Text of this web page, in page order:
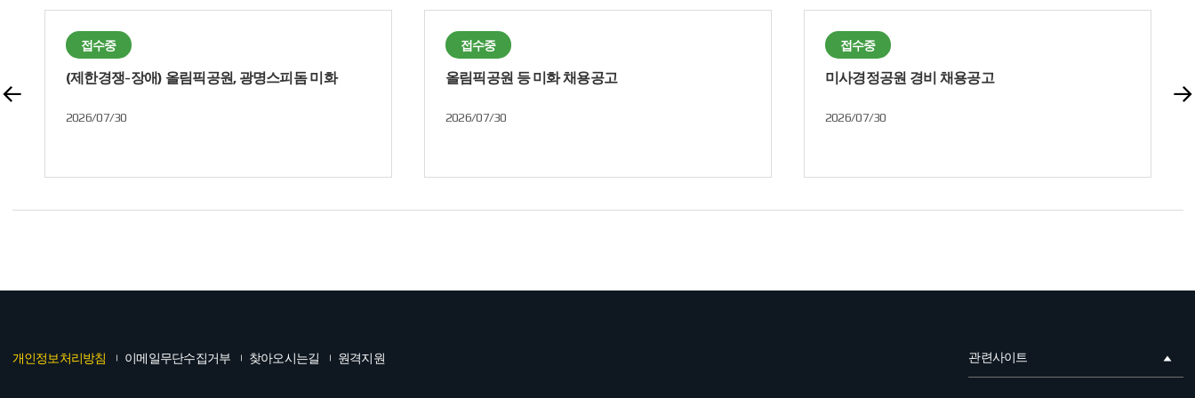
접수중
(제한경쟁-장애) 올림픽공원, 광명스피돔 미화
2026/07/30
접수중
올림픽공원 등 미화 채용공고
2026/07/30
접수중
미사경정공원 경비 채용공고
2026/07/30
개인정보처리방침 이메일무단수집거부 찾아오시는길 원격지원 관련사이트